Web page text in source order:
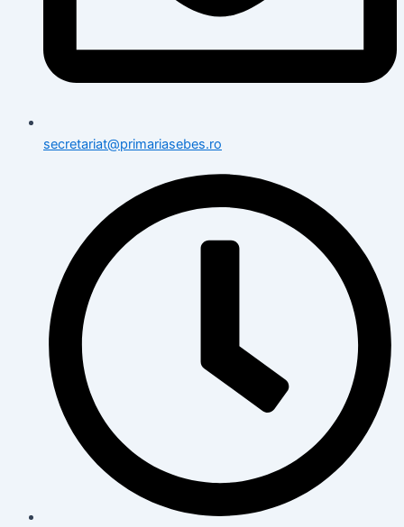
secretariat@primariasebes.ro